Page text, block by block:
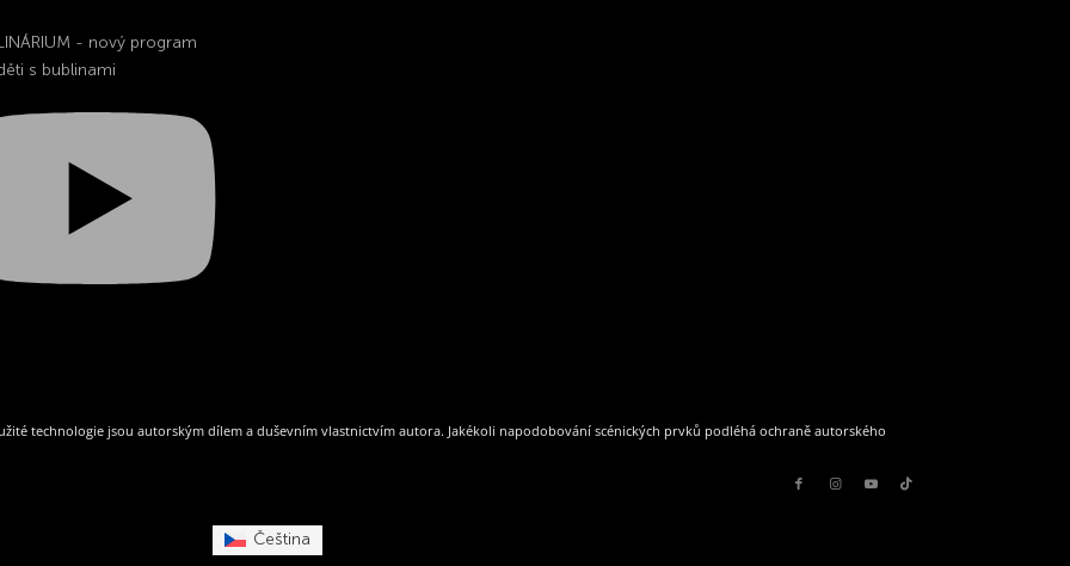
- nový program
s bublinami
technologie jsou autorským dílem a duševním vlastnictvím autora. Jakékoli napodobování scénických prvků podléhá ochraně autorského
Čeština